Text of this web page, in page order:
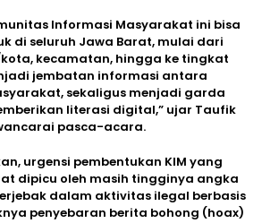
Informasi Masyarakat ini bisa
di seluruh Jawa Barat, mulai dari
kecamatan, hingga ke tingkat
jembatan informasi antara
sekaligus menjadi garda
literasi digital,” ujar Taufik
pasca-acara.
urgensi pembentukan KIM yang
dipicu oleh masih tingginya angka
dalam aktivitas ilegal berbasis
penyebaran berita bohong (hoax)